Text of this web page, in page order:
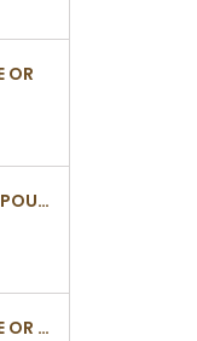
OR
HOUSSE NOIRE POUR STYLOS
STYLO SLIMLINE OR - BARRETTE PLATE